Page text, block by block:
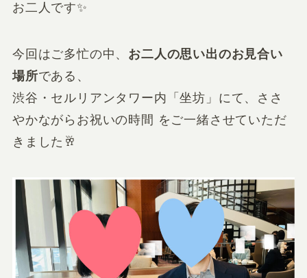
お二人です✨
今回はご多忙の中、 お二人の思い出のお見合い
場所である、
渋谷・セルリアンタワー内「坐坊」にて、ささ
やかながらお祝いの時間 をご一緒させていただ
きました🥂